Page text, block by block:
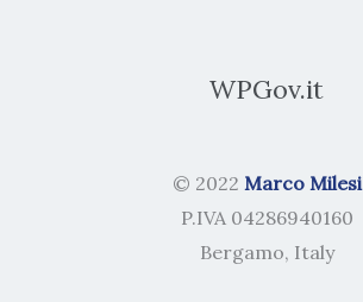
WPGov.it
© 2022 Marco Milesi
P.IVA 04286940160
Bergamo, Italy